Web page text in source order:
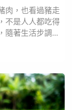
肉，也看過豬走
不是人人都吃得
隨著生活步調越
的少。都市生
越來越少。因
物怎麼來 在孩
個老師和同學...